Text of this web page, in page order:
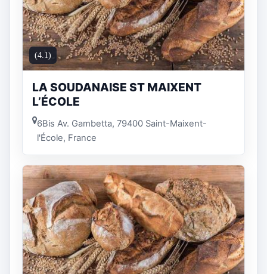
(4.1)
LA SOUDANAISE ST MAIXENT
L’ÉCOLE
6Bis Av. Gambetta, 79400 Saint-Maixent-
l'École, France